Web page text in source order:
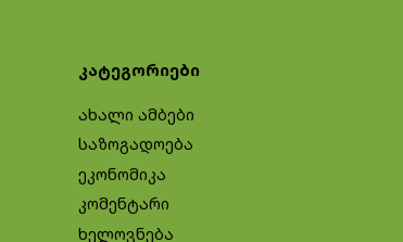
კატეგორიები
ახალი ამბები
საზოგადოება
ეკონომიკა
კომენტარი
ხელოვნება